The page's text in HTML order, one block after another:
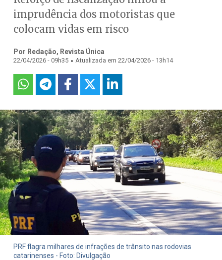
imprudência dos motoristas que
colocam vidas em risco
Por Redação, Revista Única
22/04/2026 - 09h35 . Atualizada em 22/04/2026 - 13h14
PRF flagra milhares de infrações de trânsito nas rodovias
catarinenses - Foto: Divulgação